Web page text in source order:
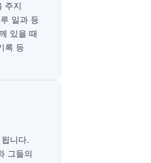
주지
일과 등
있을 때
록 등
니다.
그들의